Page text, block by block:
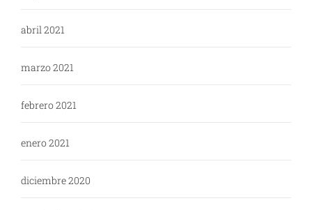
abril 2021
marzo 2021
febrero 2021
enero 2021
diciembre 2020